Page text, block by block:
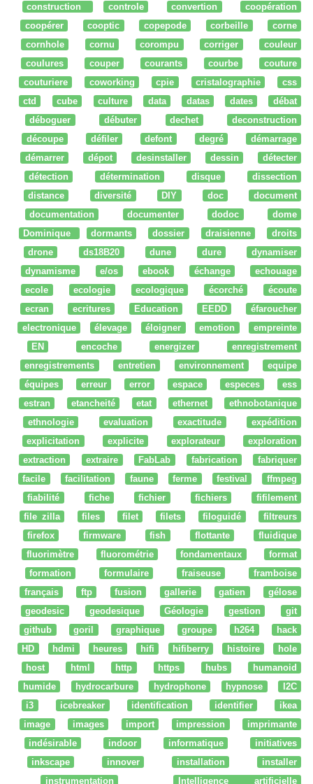
construction
controle convertion
coopération
coopérer
cooptic copepode corbeille
corne
cornhole
cornu corompu corriger
couleur
coulures
couper courants courbe
couture
couturiere
coworking cpie cristalographie
css
ctd
cube culture data datas dates
débat
déboguer
débuter dechet
deconstruction
découpe
défiler defont degré
démarrage
démarrer
dépot desinstaller dessin
détecter
détection
détermination disque
dissection
distance
diversité DIY doc
document
documentation
documenter dodoc
dome
Dominique
dormants dossier draisienne
droits
drone
ds18B20 dune dure
dynamiser
dynamisme
e/os ebook échange
echouage
ecole
ecologie ecologique écorché
écoute
ecran
ecritures Education EEDD
éfaroucher
electronique
élevage éloigner emotion
empreinte
EN
encoche energizer
enregistrement
enregistrements
entretien environnement
equipe
équipes
erreur error espace especes
ess
estran
etancheité etat ethernet
ethnobotanique
ethnologie
evaluation exactitude
expédition
explicitation
explicite explorateur
exploration
extraction
extraire FabLab fabrication
fabriquer
facile
facilitation faune ferme festival
ffmpeg
fiabilité
fiche fichier fichiers
fifilement
file zilla
files filet filets filoguidé
filtreurs
firefox
firmware fish flottante
fluidique
fluorimètre
fluorométrie fondamentaux
format
formation
formulaire fraiseuse
framboise
français
ftp fusion gallerie gatien
gélose
geodesic
geodesique Géologie gestion
git
github
goril graphique groupe h264
hack
HD
hdmi heures hifi hifiberry histoire
hole
host
html http https hubs
humanoid
humide
hydrocarbure hydrophone hypnose
I2C
i3
icebreaker identification identifier
ikea
image
images import impression
imprimante
indésirable
indoor informatique
initiatives
inkscape
innover installation
installer
instrumentation
Intelligence artificielle